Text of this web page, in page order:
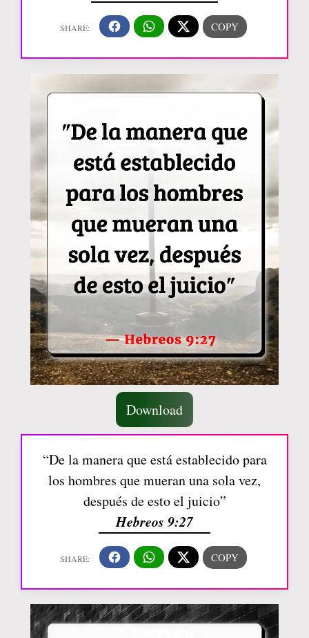
Download
“De la manera que está establecido para
los hombres que mueran una sola vez,
después de esto el juicio”
Hebreos 9:27